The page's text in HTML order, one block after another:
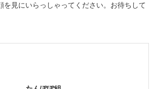
を見にいらっしゃってください。お待ちして